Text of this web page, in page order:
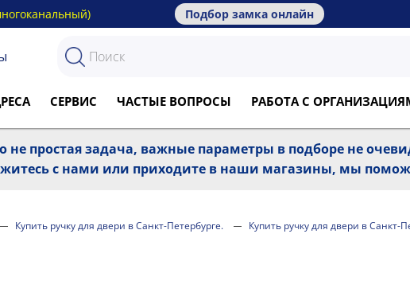
Подбор замка онлайн
СЕРВИС ЧАСТЫЕ ВОПРОСЫ РАБОТА С
не простая задача, важные параметры в подборе не
с нами или приходите в наши магазины, мы
Купить ручку для двери в Санкт-Петербурге. Купить ручку для двери в Санкт-